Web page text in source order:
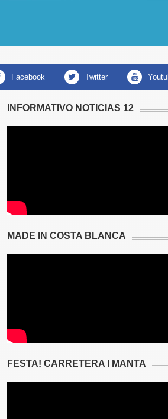
facebook twitter
INFORMATIVO NOTICIAS 12
MADE IN COSTA BLANCA
FESTA! CARRETERA I MANTA